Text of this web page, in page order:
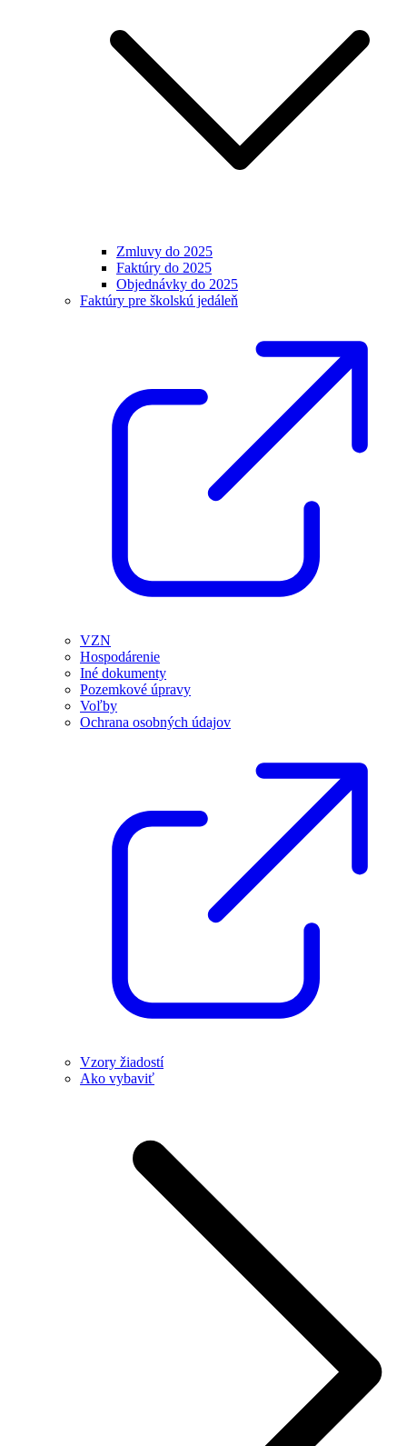
Zmluvy do 2025
Faktúry do 2025
Objednávky do 2025
Faktúry pre školskú jedáleň
VZN
Hospodárenie
Iné dokumenty
Pozemkové úpravy
Voľby
Ochrana osobných údajov
Vzory žiadostí
Ako vybaviť